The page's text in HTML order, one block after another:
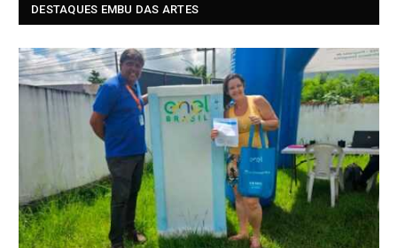
DESTAQUES EMBU DAS ARTES